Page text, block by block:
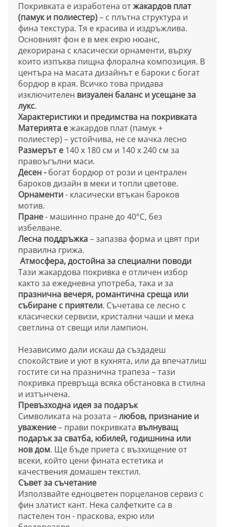
Покривката е изработена отжакардов плат
(памук и полиестер)– с плътна структура и
фина текстура. Тя е красива и издръжлива.
Основният фон е в мек екрю нюанс,
декорирана с класически орнаменти, върху
които изпъква пищна флорална композиция. В
центъра на масата дизайнът е бароки с богат
бордюр в края. Всичко това придава
изключителен визуален баланс и усещане за
лукс.
Характеристики и предимства на покривката
Материята ежакардов плат (памук +
полиестер) – устойчива, не се мачка лесно
Размерът е 140 х 180 см и 140 х 240 см за
правоъгълни маси.
Десен -богат бордюр от рози и централен
бароков дизайн в меки и топли цветове.
Орнаменти- класически втъкан бароков
мотив.
Пране- машинно пране до 40°C, без
избелване.
Лесна поддръжка– запазва форма и цвят при
правилна грижа.
Атмосфера, достойна за специални поводи
Тази жакардова покривка е отличен избор
както за ежедневна употреба, така и за
празнична вечеря, романтична среща или
събиране с приятели. Съчетава се лесно с
класически сервизи, кристални чаши и мека
светлина от свещи или лампион.
Независимо дали искаш да създадеш
спокойствие и уют в кухнята, или да впечатлиш
гостите си на празнична трапеза – тази
покривка превръща всяка обстановка в стилна
и изтънчена.
Превъзходна идея за подарък
Символиката на розата –любов, признание и
уважение– прави покривката вълнуващ
подарък за сватба, юбилей, годишнина или
нов дом. Ще бъде приета с възхищение от
всеки, който цени фината естетика и
качествения домашен текстил.
Съвет за съчетание
Използвайте едноцветен порцеланов сервиз с
фин златист кант. Нека салфетките са в
пастелен тон - праскова, екрю или